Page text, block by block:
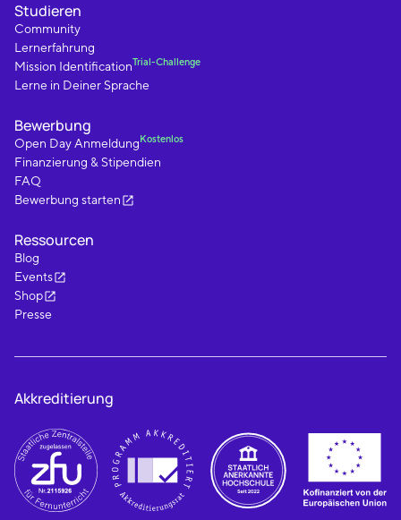
Studieren
Community
Lernerfahrung
Mission IdentificationTrial-Challenge
Lerne in Deiner Sprache
Bewerbung
Open Day AnmeldungKostenlos
Finanzierung & Stipendien
FAQ
Bewerbung starten
Ressourcen
Blog
Events
Shop
Presse
Akkreditierung